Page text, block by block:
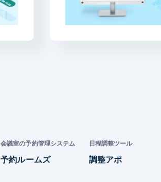
会議室の予約管理システム
予約ルームズ
日程調整ツール
調整アポ